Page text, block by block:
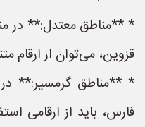
* **مناطق معتدل:** در
قزوین، می‌توان از ارقام
* **مناطق گرمسیر:** در
فارس، باید از ارقامی